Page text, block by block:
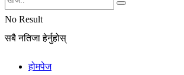
No Result
सबै नतिजा हेर्नुहोस्
होमपेज